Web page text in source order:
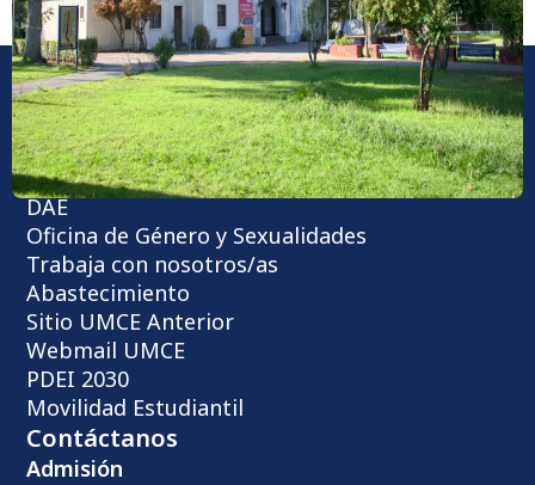
Enlaces de interés
Ucampus
Catálogo de Biblioteca
DAE
Oficina de Género y Sexualidades
Trabaja con nosotros/as
Abastecimiento
Sitio UMCE Anterior
Webmail UMCE
PDEI 2030
Movilidad Estudiantil
Contáctanos
Admisión